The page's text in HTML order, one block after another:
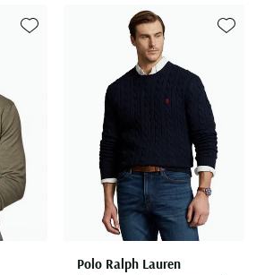
Toevoegen aan favorieten
Polo Ralph Lauren